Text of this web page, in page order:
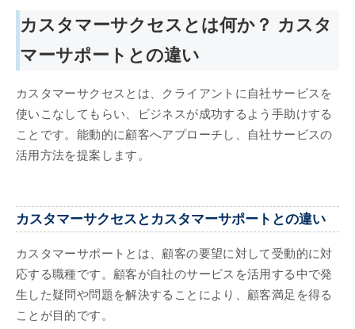
カスタマーサクセスとは何か？ カスタ
マーサポートとの違い
カスタマーサクセスとは、クライアントに自社サービスを
使いこなしてもらい、ビジネスが成功するよう手助けする
ことです。能動的に顧客へアプローチし、自社サービスの
活用方法を提案します。
カスタマーサクセスとカスタマーサポートとの違い
カスタマーサポートとは、顧客の要望に対して受動的に対
応する職種です。顧客が自社のサービスを活用する中で発
生した疑問や問題を解決することにより、顧客満足を得る
ことが目的です。